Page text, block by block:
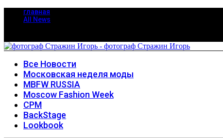
главная
All News
Все Новости
Московская неделя моды
MBFW RUSSIA
Moscow Fashion Week
CPM
BackStage
Lookbook